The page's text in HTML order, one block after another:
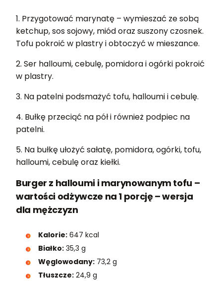
1. Przygotować marynatę – wymieszać ze sobą
ketchup, sos sojowy, miód oraz suszony czosnek.
Tofu pokroić w plastry i obtoczyć w mieszance.
2. Ser halloumi, cebulę, pomidora i ogórki pokroić
w plastry.
3. Na patelni podsmażyć tofu, halloumi i cebulę.
4. Bułkę przeciąć na pół i również podpiec na
patelni.
5. Na bułkę ułożyć sałatę, pomidora, ogórki, tofu,
halloumi, cebulę oraz kiełki.
Burger z halloumi i marynowanym tofu –
wartości odżywcze na 1 porcję – wersja
dla mężczyzn
Kalorie: 647 kcal
Białko: 35,3 g
Węglowodany: 73,2 g
Tłuszcze: 24,9 g